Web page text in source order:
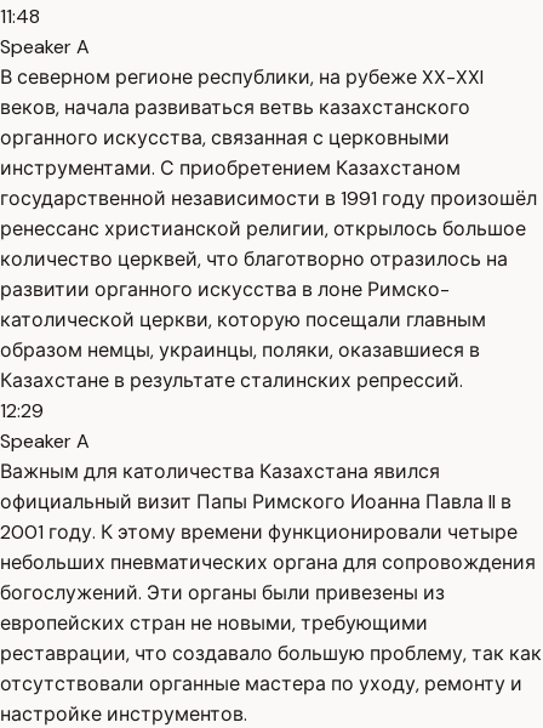
11:48
Speaker A
В северном регионе республики, на рубеже XX-XXI
веков, начала развиваться ветвь казахстанского
органного искусства, связанная с церковными
инструментами. С приобретением Казахстаном
государственной независимости в 1991 году произошёл
ренессанс христианской религии, открылось большое
количество церквей, что благотворно отразилось на
развитии органного искусства в лоне Римско-
католической церкви, которую посещали главным
образом немцы, украинцы, поляки, оказавшиеся в
Казахстане в результате сталинских репрессий.
12:29
Speaker A
Важным для католичества Казахстана явился
официальный визит Папы Римского Иоанна Павла II в
2001 году. К этому времени функционировали четыре
небольших пневматических органа для сопровождения
богослужений. Эти органы были привезены из
европейских стран не новыми, требующими
реставрации, что создавало большую проблему, так как
отсутствовали органные мастера по уходу, ремонту и
настройке инструментов.